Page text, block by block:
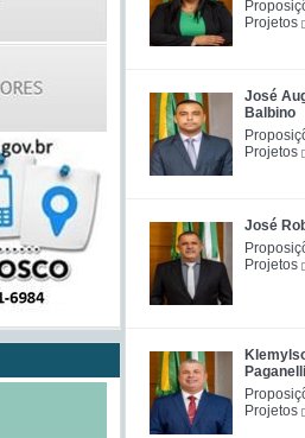
Projetos
José
Balbino
Projetos
José
Projetos
Paganelli
Projetos